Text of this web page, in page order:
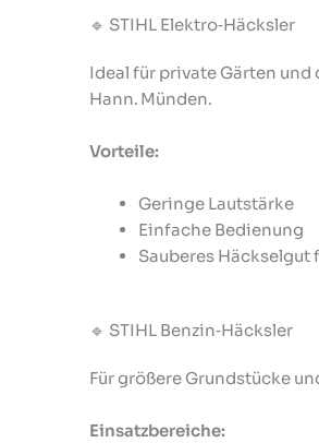
🔹 STIHL Elektro‑Häcksler
Ideal für private Gärten
Hann. Münden.
Vorteile:
Geringe Lautstärke
Einfache Bedienung
Sauberes
🔹 STIHL Benzin‑Häcksler
Für größere Grundstücke
Einsatzbereiche: